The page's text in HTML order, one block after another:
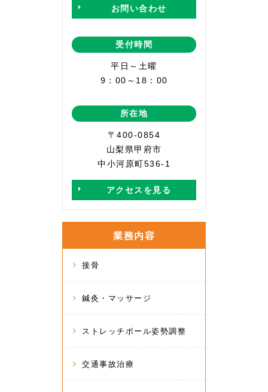
お問い合わせ
受付時間
平日～土曜
9：00～18：00
所在地
〒400-0854
山梨県甲府市
中小河原町536-1
アクセスを見る
業務内容
接骨
鍼灸・マッサージ
ストレッチポール姿勢調整
交通事故治療